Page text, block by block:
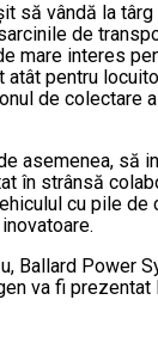
să vândă la
de
mare interes
pentru
de
asemenea, să
în strânsă
cu pile
Ballard Power
va fi